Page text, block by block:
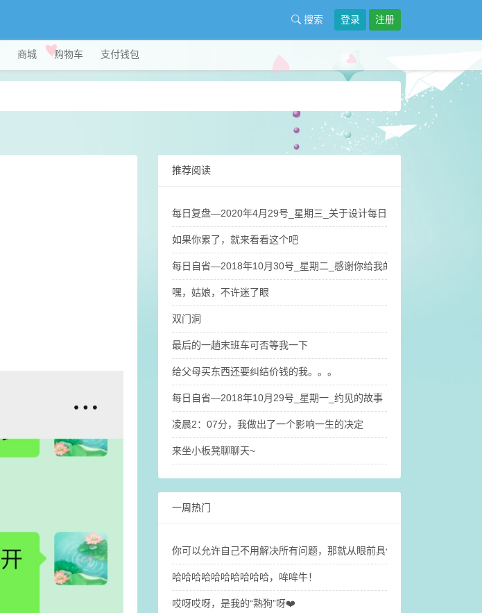
搜索 登录 注册
商城 购物车 支付钱包
推荐阅读
每日复盘—2020年4月29号_星期三_关于设计每日复盘纸质版笔记本的
如果你累了，就来看看这个吧
每日自省—2018年10月30号_星期二_感谢你给我的英雄梦
嘿，姑娘，不许迷了眼
双门洞
最后的一趟末班车可否等我一下
给父母买东西还要纠结价钱的我。。。
每日自省—2018年10月29号_星期一_约见的故事（1）
凌晨2：07分，我做出了一个影响一生的决定
来坐小板凳聊聊天~
一周热门
你可以允许自己不用解决所有问题，那就​从眼前具体的小事做起吧！
哈哈哈哈哈哈哈哈哈哈，哞哞牛！
哎呀哎呀，是我的“熟狗”呀❤️